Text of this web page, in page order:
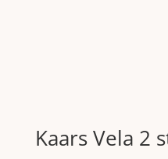
Kaars Vela 2